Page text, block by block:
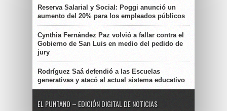
Reserva Salarial y Social: Poggi anunció un
aumento del 20% para los empleados públicos
Cynthia Fernández Paz volvió a fallar contra el
Gobierno de San Luis en medio del pedido de
jury
Rodríguez Saá defendió a las Escuelas
generativas y atacó al actual sistema educativo
EL PUNTANO – EDICIÓN DIGITAL DE NOTICIAS